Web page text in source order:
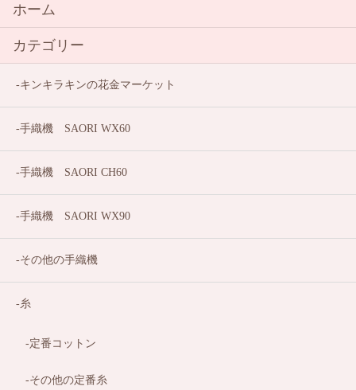
ホーム
カテゴリー
キンキラキンの花金マーケット
手織機 SAORI WX60
手織機 SAORI CH60
手織機 SAORI WX90
その他の手織機
糸
定番コットン
その他の定番糸